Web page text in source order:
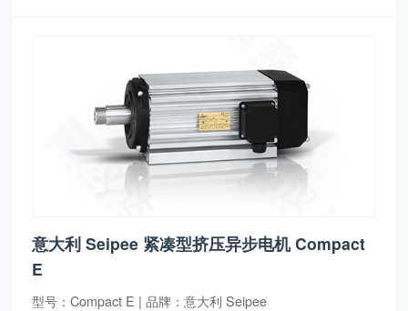
意大利 Seipee 紧凑型挤压异步电机 Compact
E
型号：Compact E | 品牌：意大利 Seipee